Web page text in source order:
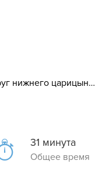
вокруг нижнего царицынского пруда
31 минута
Общее время